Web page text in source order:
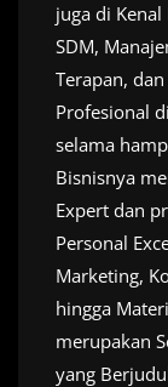
juga di
SDM,
Terapan,
Profesional
selama
Bisnisnya
Expert dan
Personal
Marketing,
hingga
merupakan
yang